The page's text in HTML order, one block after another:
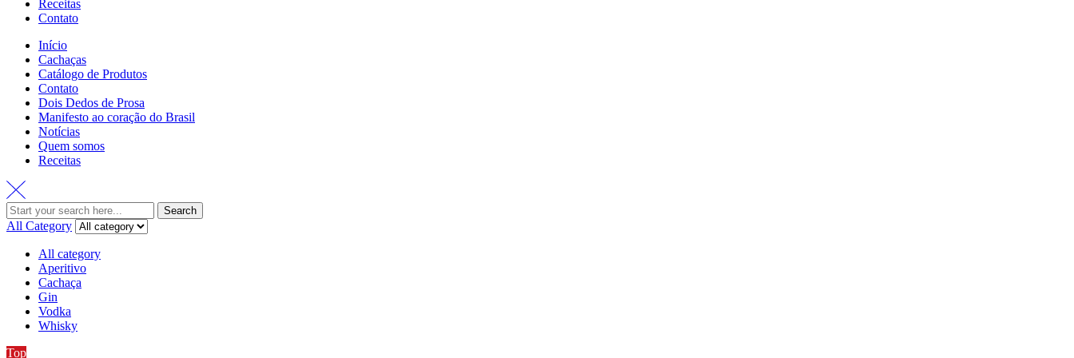
Receitas
Contato
Início
Cachaças
Catálogo de Produtos
Contato
Dois Dedos de Prosa
Manifesto ao coração do Brasil
Notícias
Quem somos
Receitas
Search
All Category
All category
Aperitivo
Cachaça
Gin
Vodka
Whisky
Top